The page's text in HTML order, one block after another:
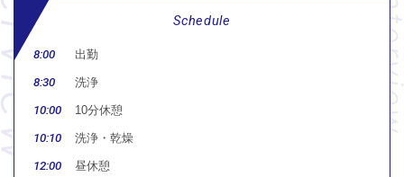
Schedule
8:00 出勤
8:30 洗浄
10:00 10分休憩
10:10 洗浄・乾燥
12:00 昼休憩